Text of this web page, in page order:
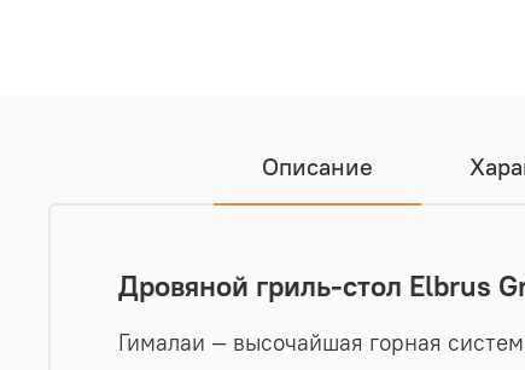
Описание
Дровяной гриль-стол Elbrus
Гималаи — высочайшая горная